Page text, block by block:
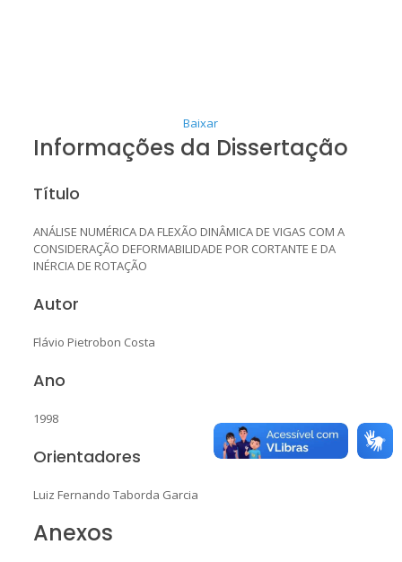
Baixar
Informações da Dissertação
Título
ANÁLISE NUMÉRICA DA FLEXÃO DINÂMICA DE VIGAS COM A
CONSIDERAÇÃO DEFORMABILIDADE POR CORTANTE E DA
INÉRCIA DE ROTAÇÃO
Autor
Flávio Pietrobon Costa
Ano
1998
Orientadores
Luiz Fernando Taborda Garcia
Anexos